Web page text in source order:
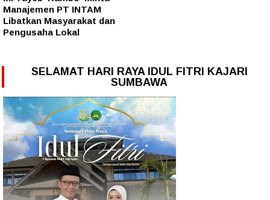
Manajemen PT INTAM
Libatkan Masyarakat dan
Pengusaha Lokal
SELAMAT HARI RAYA IDUL FITRI KAJARI
SUMBAWA